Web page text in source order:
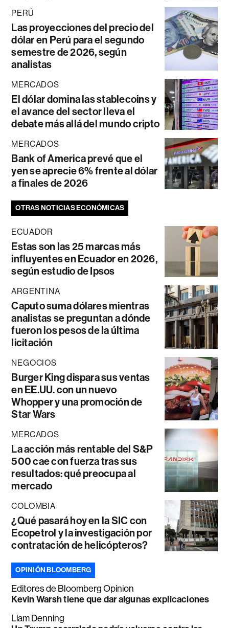
PERÚ
Las proyecciones del precio del
dólar en Perú para el segundo
semestre de 2026, según
analistas
MERCADOS
El dólar domina las stablecoins y
el avance del sector lleva el
debate más allá del mundo cripto
MERCADOS
Bank of America prevé que el
yen se aprecie 6% frente al dólar
a finales de 2026
OTRAS NOTICIAS ECONÓMICAS
ECUADOR
Estas son las 25 marcas más
influyentes en Ecuador en 2026,
según estudio de Ipsos
ARGENTINA
Caputo suma dólares mientras
analistas se preguntan a dónde
fueron los pesos de la última
licitación
NEGOCIOS
Burger King dispara sus ventas
en EE.UU. con un nuevo
Whopper y una promoción de
Star Wars
MERCADOS
La acción más rentable del S&P
500 cae con fuerza tras sus
resultados: qué preocupa al
mercado
COLOMBIA
¿Qué pasará hoy en la SIC con
Ecopetrol y la investigación por
contratación de helicópteros?
OPINIÓN BLOOMBERG
Editores de Bloomberg Opinion
Kevin Warsh tiene que dar algunas explicaciones
Liam Denning